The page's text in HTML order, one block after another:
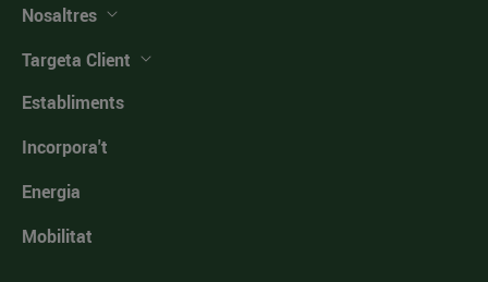
Nosaltres
Targeta Client
Establiments
Incorpora't
Energia
Mobilitat